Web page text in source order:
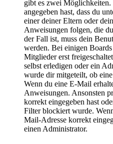
gibt es zwei Möglichkeiten.
angegeben hast, dass du
einer deiner Eltern oder
Anweisungen folgen, die
der Fall ist, muss dein
werden. Bei einigen
Mitglieder erst
selbst erledigen oder ein
wurde dir mitgeteilt, ob
Wenn du eine E-Mail
Anweisungen. Ansonsten
korrekt eingegeben hast
Filter blockiert wurde.
Mail-Adresse korrekt
einen Administrator.